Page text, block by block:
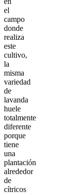
el
campo
donde
realiza
este
cultivo,
la
misma
variedad
de
lavanda
huele
totalmente
diferente
porque
tiene
una
plantación
alrededor
de
cítricos